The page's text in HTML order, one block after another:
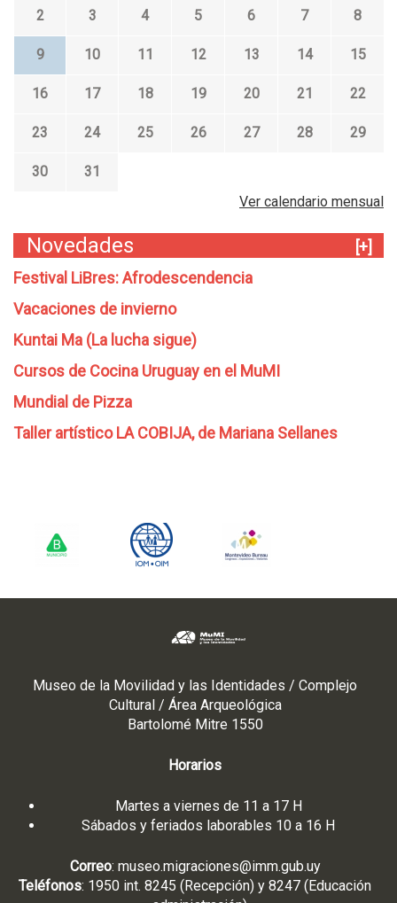
2 3 4 5 6 7 8
9 10 11 12 13 14 15
16 17 18 19 20 21 22
23 24 25 26 27 28 29
30
31
Ver calendario mensual
Novedades
[+]
Festival LiBres: Afrodescendencia
Vacaciones de invierno
Kuntai Ma (La lucha sigue)
Cursos de Cocina Uruguay en el MuMI
Mundial de Pizza
Taller artístico LA COBIJA, de Mariana Sellanes
Museo de la Movilidad y las Identidades / Complejo
Cultural / Área Arqueológica
Bartolomé Mitre 1550
Horarios
Martes a viernes de 11 a 17 H
Sábados y feriados laborables 10 a 16 H
Correo: museo.migraciones@imm.gub.uy
Teléfonos: 1950 int. 8245 (Recepción) y 8247 (Educación